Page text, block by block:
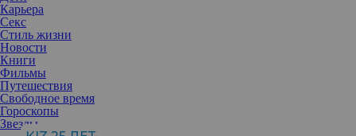
Карьера
Секс
Стиль жизни
Новости
Книги
Фильмы
Путешествия
Свободное время
Гороскопы
Звезды
Неуклюжий щенок со временем вырастает во взрослого пса, и
одновременно с этим хозяева понимают, что не готовы его
содержать.
Брошенные домашние питомцы, к сожалению, явление не
редкое, и многие приюты переполнены взрослыми животными с
непоправимыми психологическими травмами из-за
предательства. Забирают таких питомцев редко, и особенно
сложно пристроить именно собак, так как они требуют
регулярных прогулок, должного ухода и питания.